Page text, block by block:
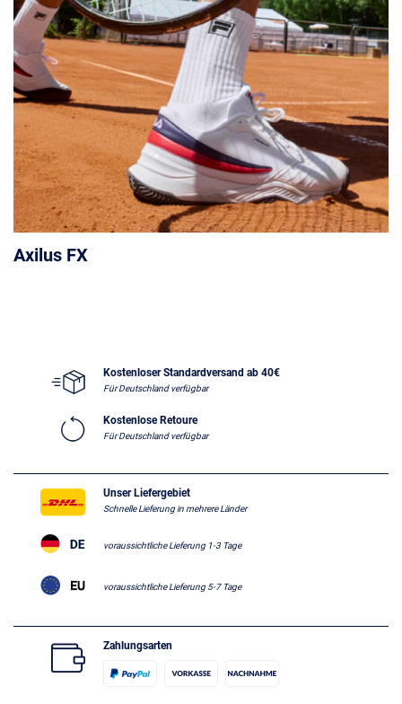
Axilus FX
Kostenloser Standardversand ab 40€
Für Deutschland verfügbar
Kostenlose Retoure
Für Deutschland verfügbar
Unser Liefergebiet
Schnelle Lieferung in mehrere Länder
voraussichtliche Lieferung 1-3 Tage
voraussichtliche Lieferung 5-7 Tage
Zahlungsarten